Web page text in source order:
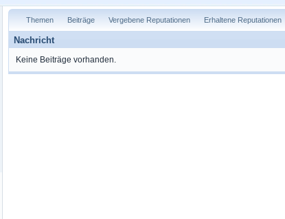
Themen Beiträge Vergebene Reputationen Erhaltene Reputationen
Nachricht
Keine Beiträge vorhanden.